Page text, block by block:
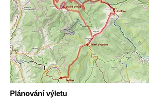
Plánování výletu